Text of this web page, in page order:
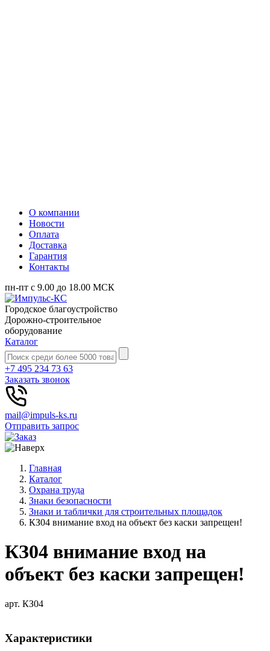
О компании
Новости
Оплата
Доставка
Гарантия
Контакты
пн-пт с 9.00 до 18.00 МСК
Городское благоустройство
Дорожно-строительное
оборудование
Каталог
+7 495 234 73 63
Заказать звонок
mail@impuls-ks.ru
Отправить запрос
Главная
Каталог
Охрана труда
Знаки безопасности
Знаки и таблички для строительных площадок
КЗ04 внимание вход на объект без каски запрещен!
КЗ04 внимание вход на
объект без каски запрещен!
арт. КЗ04
Характеристики